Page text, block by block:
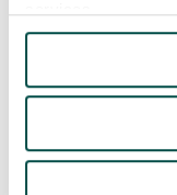
Anniversaire